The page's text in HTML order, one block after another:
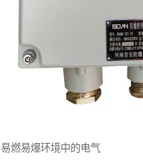
燃易爆环境中的电气